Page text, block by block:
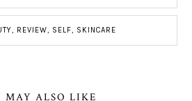
, REVIEW, SELF, SKINCARE
MAY ALSO LIKE